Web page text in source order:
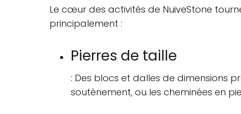
Le cœur des activités de NuiveStone
principalement :
Pierres de taille
: Des blocs et dalles de dimensions
soutènement, ou les cheminées en